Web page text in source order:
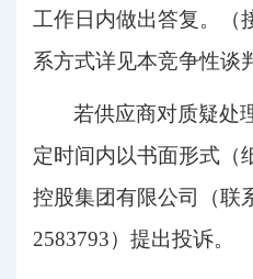
工作日内做出答复。（
系方式详见本竞争性谈
若供应商对质疑处
定时间内以书面形式（
控股集团有限公司
（联
2583793）提出投诉。